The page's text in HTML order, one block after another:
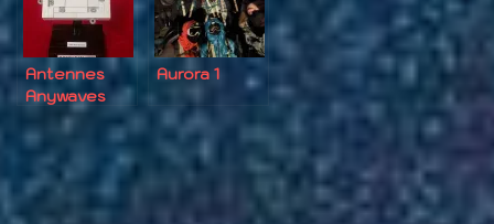
Antennes
Anywaves
Aurora 1